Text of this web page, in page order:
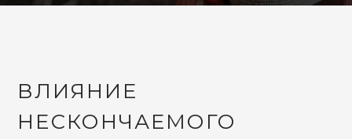
ВЛИЯНИЕ
НЕСКОНЧАЕМОГО